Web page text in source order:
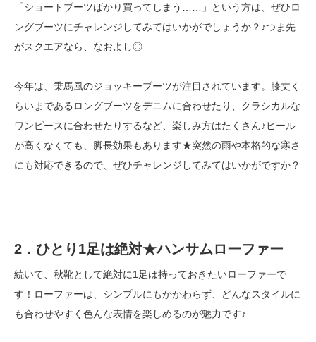
「ショートブーツばかり買ってしまう……」という方は、ぜひロ
ングブーツにチャレンジしてみてはいかがでしょうか？♪つま先
がスクエアなら、なおよし◎
今年は、乗馬風のジョッキーブーツが注目されています。膝丈く
らいまであるロングブーツをデニムに合わせたり、クラシカルな
ワンピースに合わせたりするなど、楽しみ方はたくさん♪ヒール
が高くなくても、脚長効果もあります★突然の雨や本格的な寒さ
にも対応できるので、ぜひチャレンジしてみてはいかがですか？
2．ひとり1足は絶対★ハンサムローファー
続いて、秋靴として絶対に1足は持っておきたいローファーで
す！ローファーは、シンプルにもかかわらず、どんなスタイルに
も合わせやすく色んな表情を楽しめるのが魅力です♪